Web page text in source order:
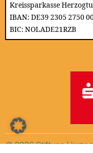
Kreissparkasse
IBAN: DE39 2305 2750
BIC: NOLADE21RZB
© 2026Stiftung